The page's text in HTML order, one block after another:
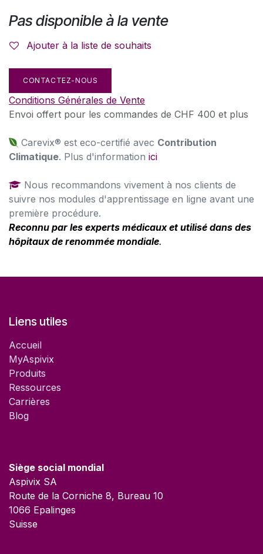
Pas disponible à la vente
Ajouter à la liste de souhaits
CONTACTEZ-NOUS
Conditions Générales de Vente
Envoi offert pour les commandes de CHF 400 et plus
Carevix® est eco-certifié avec Contribution
Climatique. Plus d'information ici
Nous recommandons vivement à nos clients de
suivre nos modules d'apprentissage en ligne avant une
première procédure.
Reconnu par les experts médicaux et utilisé dans des
hôpitaux de renommée mondiale.
Liens utiles
Accueil
MyAspivix
Produits
Ressources
Carrières
Blog
Siège social mondial
Aspivix SA
Route de la Corniche 8, Bureau 10
1066 Epalinges
Suisse